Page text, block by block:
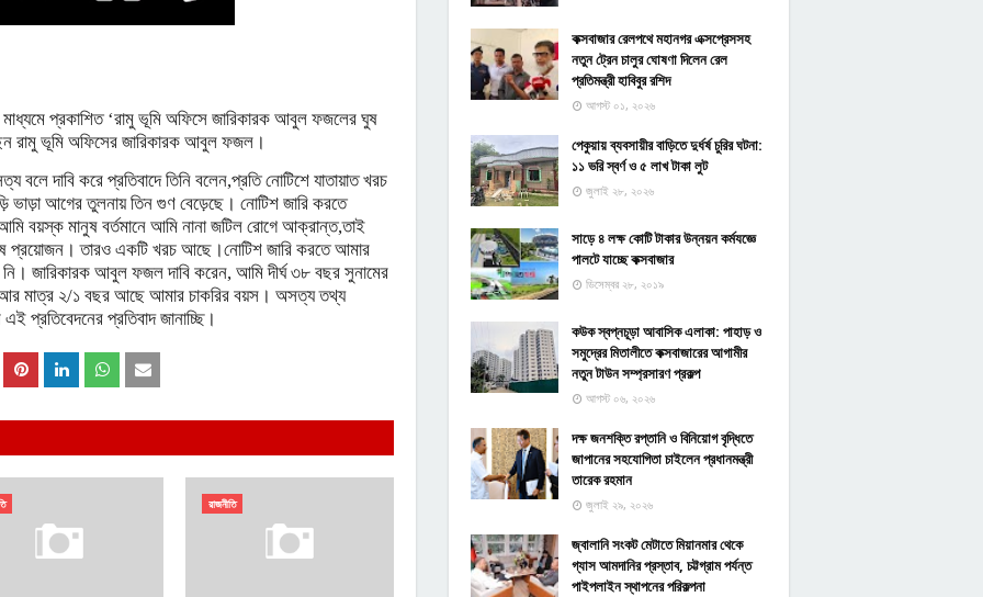
মাধ্যমে প্রকাশিত ‘রামু ভূমি অফিসে জারিকারক আবুল ফজলের ঘুষ
রামু ভূমি অফিসের জারিকারক আবুল ফজল।
বলে দাবি করে প্রতিবাদে তিনি বলেন,প্রতি নোটিশে যাতায়াত খরচ
ভাড়া আগের তুলনায় তিন গুণ বেড়েছে। নোটিশ জারি করতে
বয়স্ক মানুষ বর্তমানে আমি নানা জটিল রোগে আক্রান্ত,তাই
প্রয়োজন। তারও একটি খরচ আছে।নোটিশ জারি করতে আমার
নি। জারিকারক আবুল ফজল দাবি করেন, আমি দীর্ঘ ৩৮ বছর সুনামের
আর মাত্র ২/১ বছর আছে আমার চাকরির বয়স। অসত্য তথ্য
প্রতিবেদনের প্রতিবাদ জানাচ্ছি।
রাজনীতি
কক্সবাজার রেলপথে মহানগর এক্সপ্রেসসহ
নতুন ট্রেন চালুর ঘোষণা দিলেন রেল
প্রতিমন্ত্রী হাবিবুর রশিদ
আগস্ট ০১, ২০২৬
পেকুয়ায় ব্যবসায়ীর বাড়িতে দুর্ধর্ষ চুরির ঘটনা:
১১ ভরি স্বর্ণ ও ৫ লাখ টাকা লুট
জুলাই ২৮, ২০২৬
সাড়ে ৪ লক্ষ কোটি টাকার উন্নয়ন কর্মযজ্ঞে
পালটে যাচ্ছে কক্সবাজার
ডিসেম্বর ২৮, ২০১৯
কউক স্বপ্নচূড়া আবাসিক এলাকা: পাহাড় ও
সমুদ্রের মিতালীতে কক্সবাজারের আগামীর
নতুন টাউন সম্প্রসারণ প্রকল্প
আগস্ট ০৬, ২০২৬
দক্ষ জনশক্তি রপ্তানি ও বিনিয়োগ বৃদ্ধিতে
জাপানের সহযোগিতা চাইলেন প্রধানমন্ত্রী
তারেক রহমান
জুলাই ২৯, ২০২৬
জ্বালানি সংকট মেটাতে মিয়ানমার থেকে
গ্যাস আমদানির প্রস্তাব, চট্টগ্রাম পর্যন্ত
পাইপলাইন স্থাপনের পরিকল্পনা